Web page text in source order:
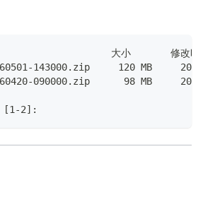
大小       修改时
143000.zip     120 MB
090000.zip      98 MB
[1-2]: